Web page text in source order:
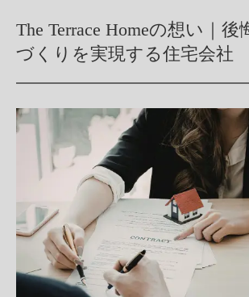
The Terrace Homeの想い｜
づくりを実現する住宅会社
商品サービス・性能紹介
お知らせ・コラム
家づくりのイメージ
カタログを見る